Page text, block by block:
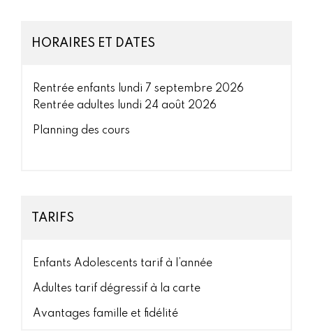
HORAIRES ET DATES
Rentrée enfants lundi 7 septembre 2026
Rentrée adultes lundi 24 août 2026
Planning des cours
TARIFS
Enfants Adolescents tarif à l’année
Adultes tarif dégressif à la carte
Avantages famille et fidélité